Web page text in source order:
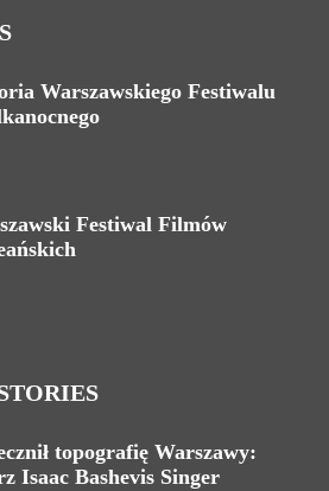
Warszawskiego Festiwalu
Festiwal Filmów
topografię Warszawy:
Isaac Bashevis Singer